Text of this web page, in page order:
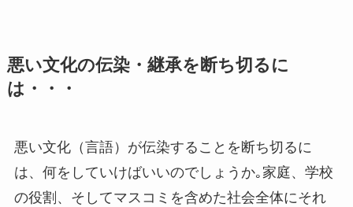
悪い文化の伝染・継承を断ち切るに
は・・・
悪い文化（言語）が伝染することを断ち切るに
は、何をしていけばいいのでしょうか｡家庭、学校
の役割、そしてマスコミを含めた社会全体にそれ